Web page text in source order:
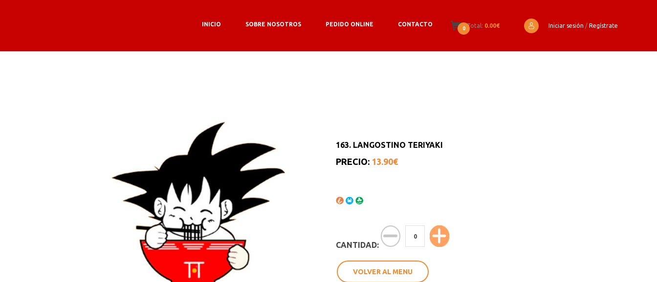
0 Total: 0.00€ Iniciar sesión / Regístrate
INICIO SOBRE NOSOTROS PEDIDO ONLINE CONTACTO
163. LANGOSTINO TERIYAKI
PRECIO: 13.90€
CANTIDAD:
VOLVER AL MENU